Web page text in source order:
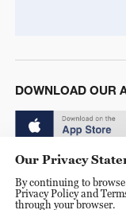
DOWNLOAD OUR
Our Privacy
By continuing to browse
Privacy Policy and
through your browser.